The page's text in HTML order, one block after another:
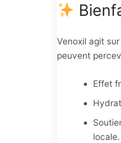
Venoxil agit
peuvent
Effet
locale.